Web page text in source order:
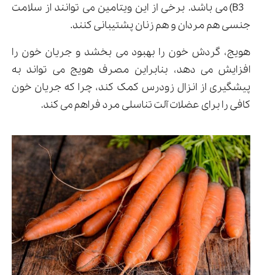
B3) می باشد. برخی از این ویتامین می توانند از سلامت
جنسی هم مردان و هم زنان پشتیبانی کنند.
هویج، گردش خون را بهبود می بخشد و جریان خون را
افزایش می دهد، بنابراین مصرف هویج می تواند به
پیشگیری از انزال زودرس کمک کند، چرا که جریان خون
کافی را برای عضلات آلت تناسلی مرد فراهم می کند.